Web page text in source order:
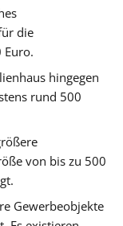
die
Euro.
hingegen
rund 500
von bis zu 500
Gewerbeobjekte